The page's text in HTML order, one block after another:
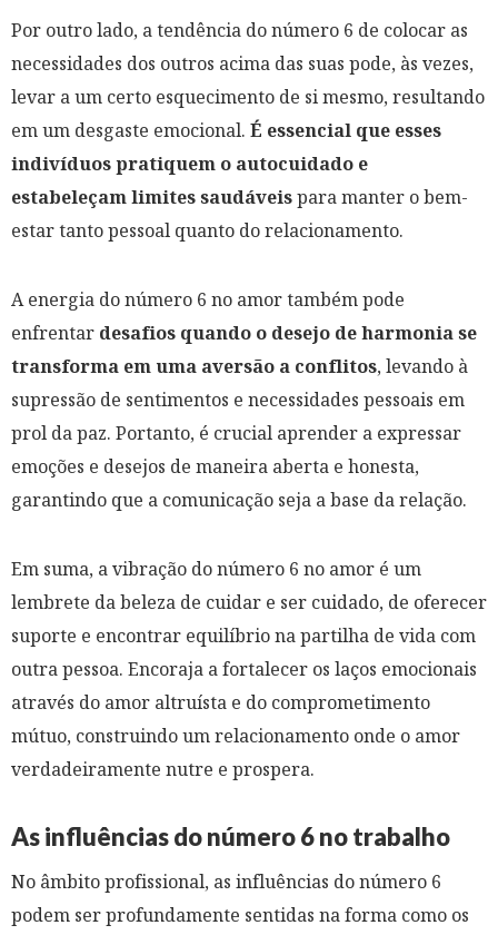
Por outro lado, a tendência do número 6 de colocar as
necessidades dos outros acima das suas pode, às vezes,
levar a um certo esquecimento de si mesmo, resultando
em um desgaste emocional. É essencial que esses
indivíduos pratiquem o autocuidado e
estabeleçam limites saudáveispara manter o bem-
estar tanto pessoal quanto do relacionamento.
A energia do número 6 no amor também pode
enfrentar desafios quando o desejo de harmonia se
transforma em uma aversão a conflitos, levando à
supressão de sentimentos e necessidades pessoais em
prol da paz. Portanto, é crucial aprender a expressar
emoções e desejos de maneira aberta e honesta,
garantindo que a comunicação seja a base da relação.
Em suma, a vibração do número 6 no amor é um
lembrete da beleza de cuidar e ser cuidado, de oferecer
suporte e encontrar equilíbrio na partilha de vida com
outra pessoa. Encoraja a fortalecer os laços emocionais
através do amor altruísta e do comprometimento
mútuo, construindo um relacionamento onde o amor
verdadeiramente nutre e prospera.
As influências do número 6 no trabalho
No âmbito profissional, as influências do número 6
podem ser profundamente sentidas na forma como os